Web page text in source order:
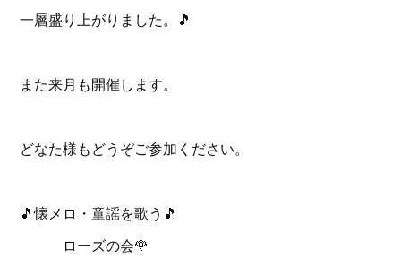
一層盛り上がりました。🎵
また来月も開催します。
どなた様もどうぞご参加ください。
🎵懐メロ・童謡を歌う🎵
ローズの会🌹